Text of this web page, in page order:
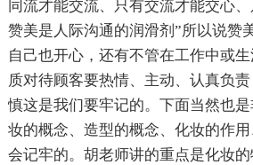
同流才能交流、只有交流才能交心、
赞美是人际沟通的润滑剂”所以说赞
自己也开心，还有不管在工作中或
质对待顾客要热情、主动、认真负
慎这是我们要牢记的。下面当然也
妆的概念、造型的概念、化妆的作
会记牢的。胡老师讲的重点是化妆